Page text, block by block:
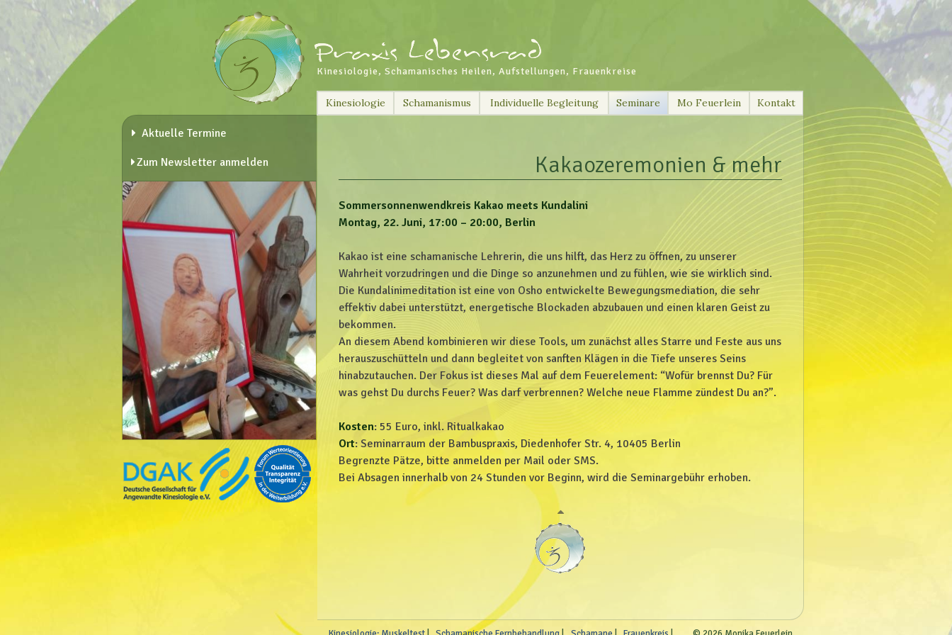
Kinesiologie, Schamanisches Heilen, Aufstellungen, Frauenkreise
Skip
to
Kinesiologie Schamanismus Individuelle Begleitung Seminare Mo Feuerlein Kontakt
Kakaozeremonien & mehr
Sommersonnenwendkreis Kakao meets Kundalini
Montag, 22. Juni, 17:00 – 20:00, Berlin
Kakao ist eine schamanische Lehrerin, die uns hilft, das Herz zu öffnen, zu unserer
Wahrheit vorzudringen und die Dinge so anzunehmen und zu fühlen, wie sie wirklich sind.
Die Kundalinimeditation ist eine von Osho entwickelte Bewegungsmediation, die sehr
effektiv dabei unterstützt, energetische Blockaden abzubauen und einen klaren Geist zu
bekommen.
An diesem Abend kombinieren wir diese Tools, um zunächst alles Starre und Feste aus uns
herauszuschütteln und dann begleitet von sanften Klägen in die Tiefe unseres Seins
hinabzutauchen. Der Fokus ist dieses Mal auf dem Feuerelement: “Wofür brennst Du? Für
was gehst Du durchs Feuer? Was darf verbrennen? Welche neue Flamme zündest Du an?”.
Kosten: 55 Euro, inkl. Ritualkakao
Ort: Seminarraum der Bambuspraxis, Diedenhofer Str. 4, 10405 Berlin
Begrenzte Pätze, bitte anmelden per Mail oder SMS.
Bei Absagen innerhalb von 24 Stunden vor Beginn, wird die Seminargebühr erhoben.
Aktuelle Termine
Zum Newsletter anmelden